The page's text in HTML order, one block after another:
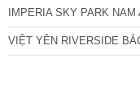
IMPERIA SKY PARK NAM
VIỆT YÊN RIVERSIDE